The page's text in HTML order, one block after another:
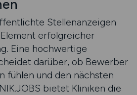
Stellenanzeigen
erfolgreicher
Eine hochwertige
darüber, ob Bewerber
fühlen und den nächsten
bietet Kliniken die